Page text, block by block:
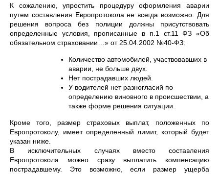
К сожалению, упростить процедуру оформления аварии
путем составления Европротокола не всегда возможно. Для
решения вопроса без полиции должны присутствовать
определенные условия, прописанные в п.1 ст.11 ФЗ «Об
обязательном страховании…» от 25.04.2002 №40-ФЗ:
Количество автомобилей, участвовавших в
аварии, не больше двух.
Нет пострадавших людей.
У водителей нет разногласий по
определению виновного в происшествии, а
также форме решения ситуации.
Кроме того, размер страховых выплат, положенных по
Европротоколу, имеет определенный лимит, который будет
указан ниже.
В исключительных случаях вместо составления
Европротокола можно сразу выплатить компенсацию
пострадавшему. Это возможно, если размер ущерба